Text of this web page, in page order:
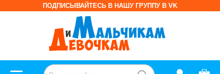
ПОДПИСЫВАЙТЕСЬ В НАШУ ГРУППУ В VK